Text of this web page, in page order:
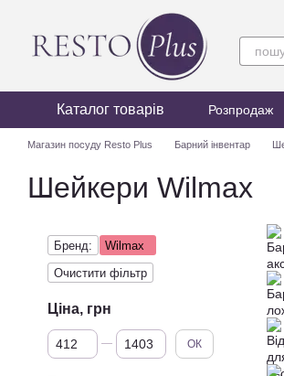
Перейти до основного контенту
Каталог товарів Розпродаж
Магазин посуду Resto Plus Барний інвентар
Шейкери Wilmax
Бренд:
Wilmax
Очистити фільтр
Ціна, грн
Від Ціна, грн
До Ціна, грн ОК